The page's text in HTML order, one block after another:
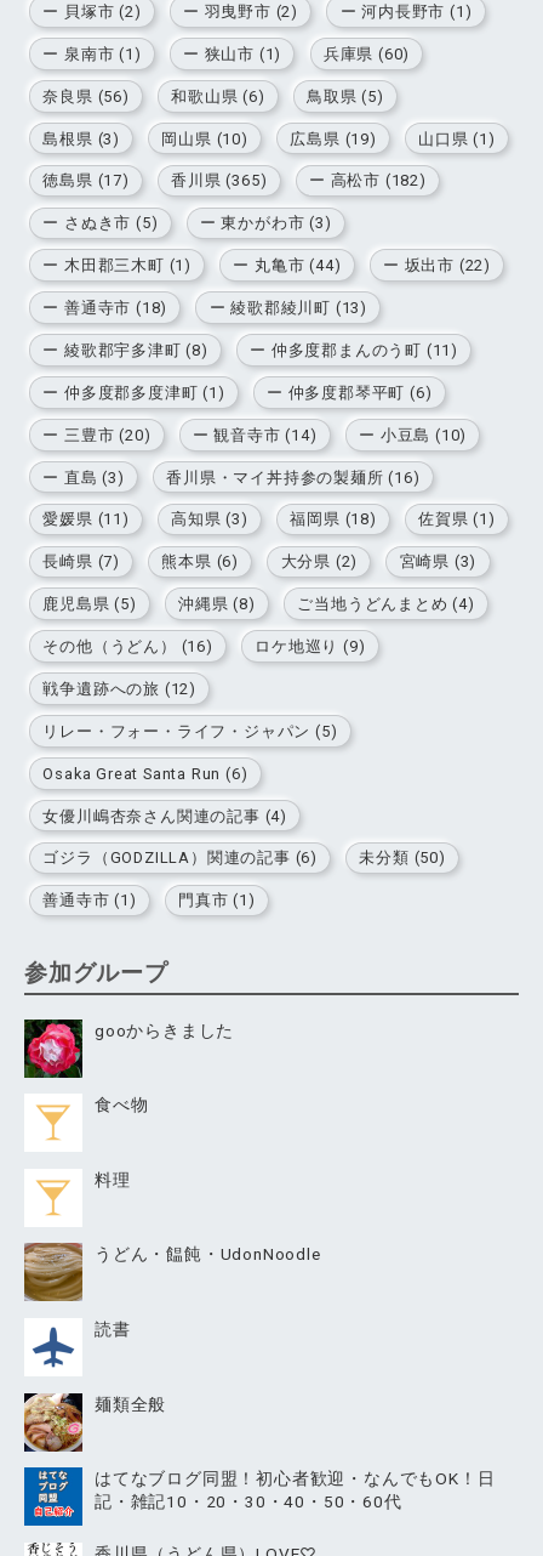
ー 貝塚市 (2) ー 羽曳野市 (2) ー 河内長野市 (1)
ー 泉南市 (1) ー 狭山市 (1) 兵庫県 (60)
奈良県 (56) 和歌山県 (6) 鳥取県 (5)
島根県 (3) 岡山県 (10) 広島県 (19) 山口県 (1)
徳島県 (17) 香川県 (365) ー 高松市 (182)
ー さぬき市 (5) ー 東かがわ市 (3)
ー 木田郡三木町 (1) ー 丸亀市 (44) ー 坂出市 (22)
ー 善通寺市 (18) ー 綾歌郡綾川町 (13)
ー 綾歌郡宇多津町 (8) ー 仲多度郡まんのう町 (11)
ー 仲多度郡多度津町 (1) ー 仲多度郡琴平町 (6)
ー 三豊市 (20) ー 観音寺市 (14) ー 小豆島 (10)
ー 直島 (3) 香川県・マイ丼持参の製麺所 (16)
愛媛県 (11) 高知県 (3) 福岡県 (18) 佐賀県 (1)
長崎県 (7) 熊本県 (6) 大分県 (2) 宮崎県 (3)
鹿児島県 (5) 沖縄県 (8) ご当地うどんまとめ (4)
その他（うどん） (16) ロケ地巡り (9)
戦争遺跡への旅 (12)
リレー・フォー・ライフ・ジャパン (5)
Osaka Great Santa Run (6)
女優川嶋杏奈さん関連の記事 (4)
ゴジラ（GODZILLA）関連の記事 (6) 未分類 (50)
善通寺市 (1) 門真市 (1)
参加グループ
gooからきました
食べ物
料理
うどん・饂飩・UdonNoodle
読書
麺類全般
はてなブログ同盟！初心者歓迎・なんでもOK！日
記・雑記10・20・30・40・50・60代